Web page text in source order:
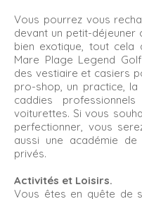
Vous pourrez vous
devant un petit-déjeuner
bien exotique, tout cela
Mare Plage Legend
des vestiaire et casiers
pro-shop, un practice,
caddies
voiturettes. Si vous
perfectionner, vous
aussi une académie
privés.
Activités et Loisirs.
Vous êtes en quête de